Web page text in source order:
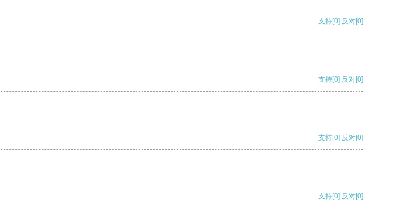
支持[0] 反对[0]
支持[0] 反对[0]
支持[0] 反对[0]
支持[0] 反对[0]